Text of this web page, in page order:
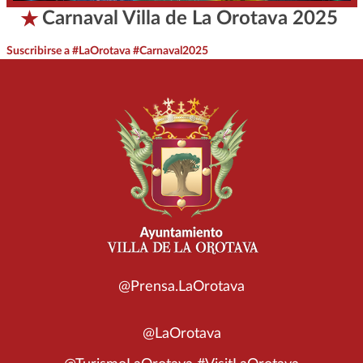
Carnaval Villa de La Orotava 2025
Suscribirse a #LaOrotava #Carnaval2025
@Prensa.LaOrotava
@LaOrotava